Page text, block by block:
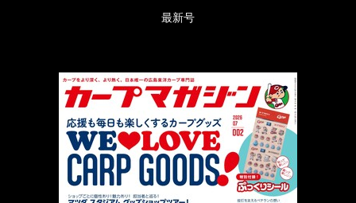
最新号